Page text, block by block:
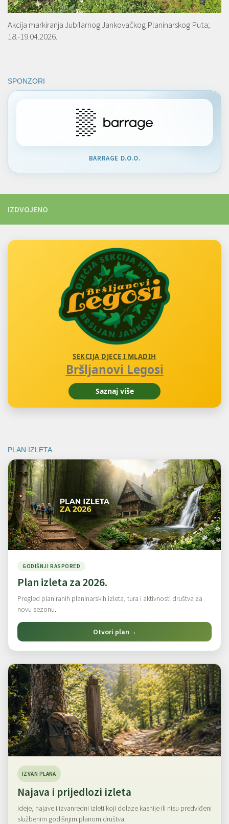
Akcija markiranja Jubilarnog Jankovačkog Planinarskog Puta;
18.-19.04.2026.
SPONZORI
BARRAGE D.O.O.
IZDVOJENO
SEKCIJA DJECE I MLADIH
Bršljanovi Legosi
Saznaj više
PLAN IZLETA
GODIŠNJI RASPORED
Plan izleta za 2026.
Pregled planiranih planinarskih izleta, tura i aktivnosti društva za
novu sezonu.
Otvori plan→
IZVAN PLANA
Najava i prijedlozi izleta
Ideje, najave i izvanredni izleti koji dolaze kasnije ili nisu predviđeni
službenim godišnjim planom društva.